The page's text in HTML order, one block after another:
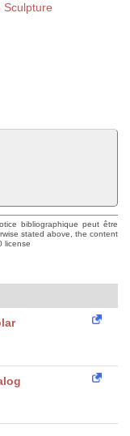
bibliographique peut être
stated above, the content
license